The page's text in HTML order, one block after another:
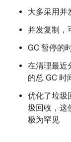
大多采用并
并发复制，
GC 暂停的
在清理最近
的总 GC 时
优化了垃圾
圾回收，这
极为罕见